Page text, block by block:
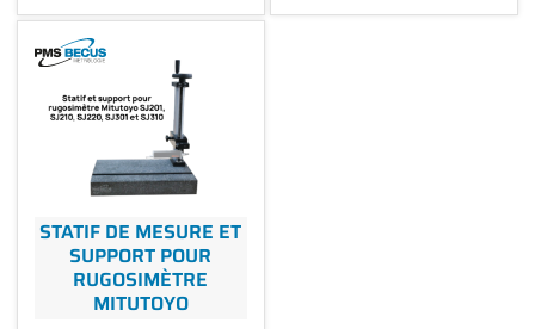
STATIF DE MESURE ET
SUPPORT POUR
RUGOSIMÈTRE
MITUTOYO